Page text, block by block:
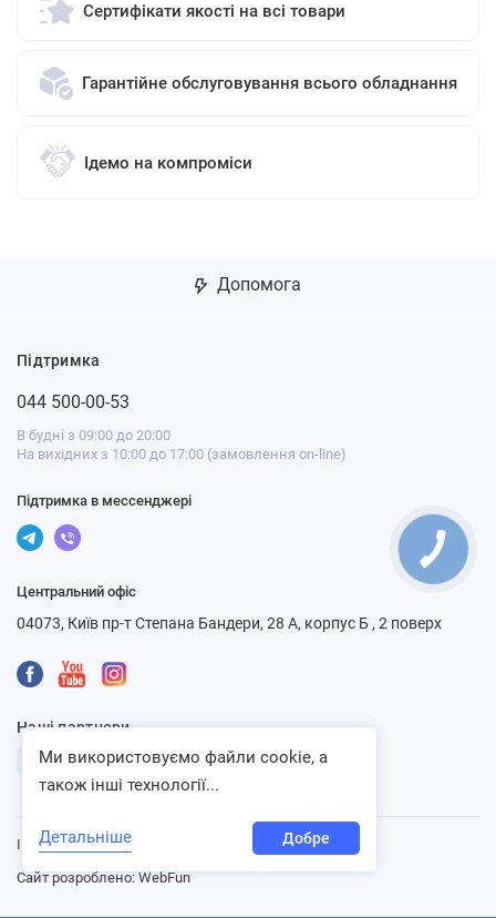
Сертифікати якості на всі товари
Гарантійне обслуговування всього обладнання
Ідемо на компроміси
Допомога
Підтримка
044 500-00-53
В будні з 09:00 до 20:00
На вихідних з 10:00 до 17:00 (замовлення on-line)
Підтримка в мессенджері
Центральний офіс
04073, Київ пр-т Степана Бандери, 28 А, корпус Б , 2 поверх
Наші партнери
Інтернет-магазин «Ventbazar», 2013 - 2026
Сайт розроблено: WebFun
Ми використовуємо файли cookie, а
також інші технології...
Детальніше Добре